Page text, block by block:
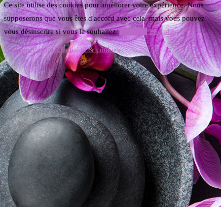
Ce site utilise des cookies pour améliorer votre expérience. Nous
supposerons que vous êtes d'accord avec cela, mais vous pouvez
vous désinscrire si vous le souhaitez.
Lire plus
Politique de confidentialité & cookies